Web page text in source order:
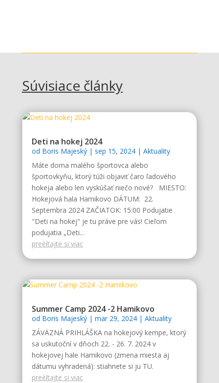
Súvisiace články
Deti na hokej 2024
od Boris Majeský| sep 15, 2024| Aktuality
Máte doma malého športovca alebo
športovkyňu, ktorý túži objaviť čaro ľadového
hokeja alebo len vyskúšať niečo nové? MIESTO:
Hokejová hala Hamikovo DÁTUM: 22.
Septembra 2024 ZAČIATOK: 15:00 Podujatie
"Deti na hokej" je tu práve pre vás! Cieľom
podujatia „Deti...
preèítajte si viac
Summer Camp 2024 -2 Hamikovo
od Boris Majeský| mar 29, 2024| Aktuality
ZÁVÄZNÁ PRIHLÁŠKA na hokejový kempe, ktorý
sa uskutoční v dňoch 22. - 26. 7. 2024 v
hokejovej hale Hamikovo (zmena miesta aj
dátumu vyhradená): stiahnete si ju TU.
preèítajte si viac